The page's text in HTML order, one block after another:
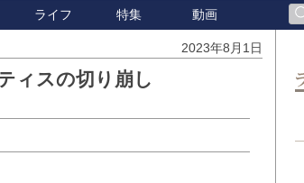
ライフ 特集 動画
2023年8月1日
ィスの切り崩し